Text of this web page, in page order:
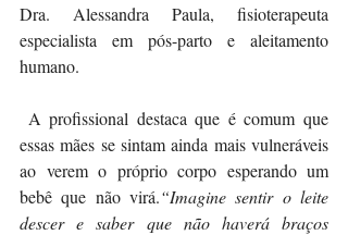
Dra. Alessandra Paula, fisioterapeuta
especialista em pós-parto e aleitamento
humano.
essas mães se sintam ainda mais vulneráveis
ao verem o próprio corpo esperando um
bebê que não virá.“Imagine sentir o leite
descer e saber que não haverá braços